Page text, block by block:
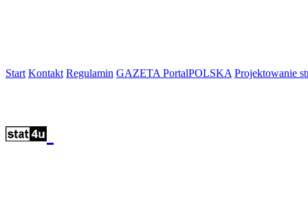
Start Kontakt Regulamin GAZETA PortalPOLSKA Projektowanie